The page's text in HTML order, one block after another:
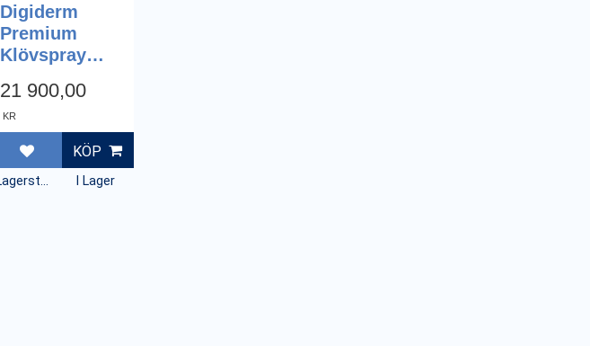
Digiderm
Premium
Klövspray
- 200L i fat
21 900,00
KR
Lägg till i favoriter
Lagerstatus I Lager
KÖP